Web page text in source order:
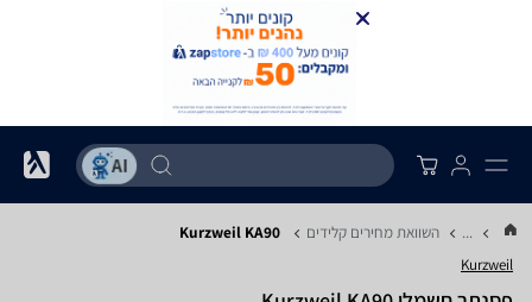
... השוואת מחירים קלידים Kurzweil KA90
Kurzweil